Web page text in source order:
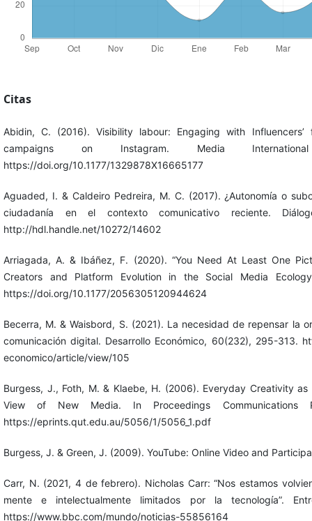
Citas
Abidin, C. (2016). Visibility labour: Engaging with
campaigns on Instagram. Media
https://doi.org/10.1177/1329878X16665177
Aguaded, I. & Caldeiro Pedreira, M. C. (2017). ¿Autonomía o
ciudadanía en el contexto comunicativo reciente.
http://hdl.handle.net/10272/14602
Arriagada, A. & Ibáñez, F. (2020). “You Need At Least One
Creators and Platform Evolution in the Social Media
https://doi.org/10.1177/2056305120944624
Becerra, M. & Waisbord, S. (2021). La necesidad de repensar la
comunicación digital. Desarrollo Económico, 60(232), 295-313.
economico/article/view/105
Burgess, J., Foth, M. & Klaebe, H. (2006). Everyday Creativity
View of New Media. In Proceedings Communications
https://eprints.qut.edu.au/5056/1/5056_1.pdf
Burgess, J. & Green, J. (2009). YouTube: Online Video and
Carr, N. (2021, 4 de febrero). Nicholas Carr: “Nos estamos
mente e intelectualmente limitados por la tecnología”.
https://www.bbc.com/mundo/noticias-55856164